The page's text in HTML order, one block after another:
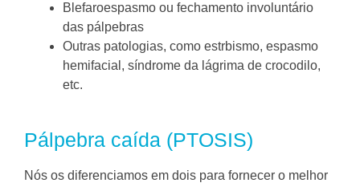
Blefaroespasmo ou fechamento involuntário
das pálpebras
Outras patologias, como estrbismo, espasmo
hemifacial, síndrome da lágrima de crocodilo,
etc.
Pálpebra caída (PTOSIS)
Nós os diferenciamos em dois para fornecer o melhor